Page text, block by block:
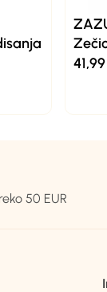
41,99
50 EUR